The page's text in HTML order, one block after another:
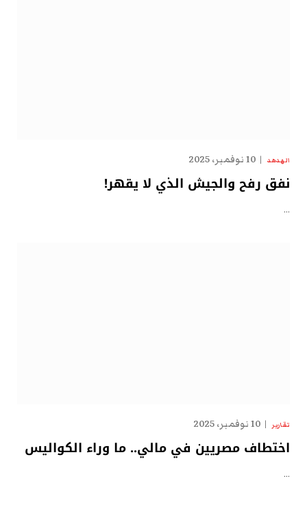
الهدهد 10 نوفمبر، 2025
نفق رفح والجيش الذي لا يقهر!
…
تقارير 10 نوفمبر، 2025
اختطاف مصريين في مالي.. ما وراء الكواليس
…